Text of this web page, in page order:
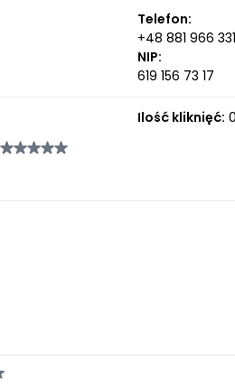
Telefon:
+48 881 966 331
NIP:
619 156 73 17
Ilość kliknięć: 0